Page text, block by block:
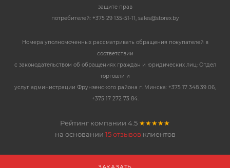
защите прав
потребителей: +375 29 135-51-11, sales@storex.by
Номера уполномоченных рассматривать обращения покупателей в
соответствии
с законодательством об обращениях граждан и юридических лиц: Отдел
торговли и
услуг администрации Фрунзенского района г. Минска: +375 17 348 39 06,
+375 17 272 73 84.
Рейтинг компании 4.5 ★★★★★
на основании 15 отзывов клиентов